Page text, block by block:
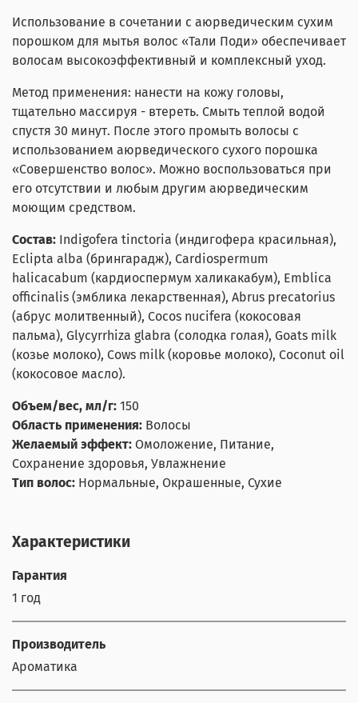
Использование в сочетании с аюрведическим сухим
порошком для мытья волос «Тали Поди» обеспечивает
волосам высокоэффективный и комплексный уход.
Метод применения: нанести на кожу головы,
тщательно массируя - втереть. Смыть теплой водой
спустя 30 минут. После этого промыть волосы с
использованием аюрведического сухого порошка
«Совершенство волос». Можно воспользоваться при
его отсутствии и любым другим аюрведическим
моющим средством.
Состав: Indigofera tinctoria (индигофера красильная),
Eclipta alba (брингарадж), Cardiospermum
halicacabum (кардиоспермум халикакабум), Emblica
officinalis (эмблика лекарственная), Abrus precatorius
(абрус молитвенный), Сocos nucifera (кокосовая
пальма), Glycyrrhiza glabra (cолодка голая), Goats milk
(козье молоко), Cows milk (коровье молоко), Coconut oil
(кокосовое масло).
Объем/вес, мл/г: 150
Область применения: Волосы
Желаемый эффект: Омоложение, Питание,
Сохранение здоровья, Увлажнение
Тип волос: Нормальные, Окрашенные, Сухие
Характеристики
Гарантия
1 год
Производитель
Ароматика